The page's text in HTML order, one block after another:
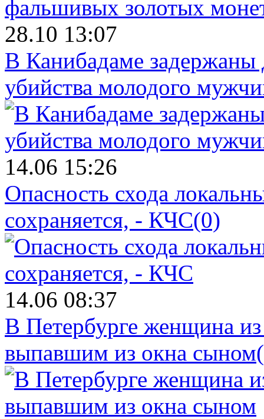
28.10 13:07
В Канибадаме задержаны
убийства молодого
14.06 15:26
Опасность схода
сохраняется, - КЧС(0)
14.06 08:37
В Петербурге женщина
выпавшим из окна сыном